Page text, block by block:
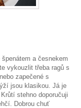
a česnekem
vykouzlit třeba ragů s
zapečené s
jsou klasikou. Já je
stehno doporučuji
Dobrou chuť